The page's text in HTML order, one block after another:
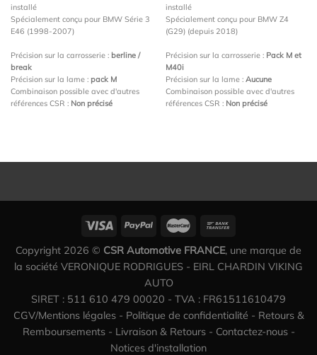
installé
Spécialement conçu pour BMW Série 3
E46 (1998-2007)
Précision sur la carrosserie : berline /
break
Précision sur la lame : pack M
Combinaison possible avec d'autres
références CSR : Non précisé
installé
Spécialement conçu pour BMW Z4
(G29) (depuis 2018)
Précision sur la carrosserie : Pack M et
M40i
Précision sur la lame : Aucune
Combinaison possible avec d'autres
références CSR : Non précisé
Copyright 2026 © CSR Automotive FRANCE, une marque de
la société VERONIQUE RODRIGUES - EIRL CHARDIN VIKING
AUTO
SIRET : 511 610 479 00020 - TVA : FR61511610479
CGV/Mentions légales- Politique de confidentialité - Retours &
Remboursements- Livraison & Retours- Contactez-nous-
Notices d'installation